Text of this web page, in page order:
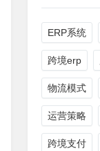
ERP系统
跨境erp
物流模式
运营策略
跨境支付